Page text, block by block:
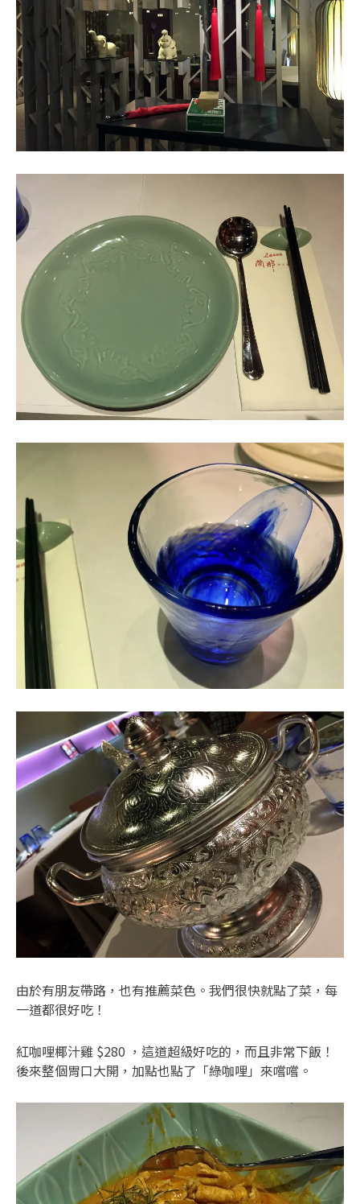
由於有朋友帶路，也有推薦菜色。我們很快就點了菜，每
一道都很好吃！
紅咖哩椰汁雞 $280 ，這道超級好吃的，而且非常下飯！
後來整個胃口大開，加點也點了「綠咖哩」來嚐嚐。